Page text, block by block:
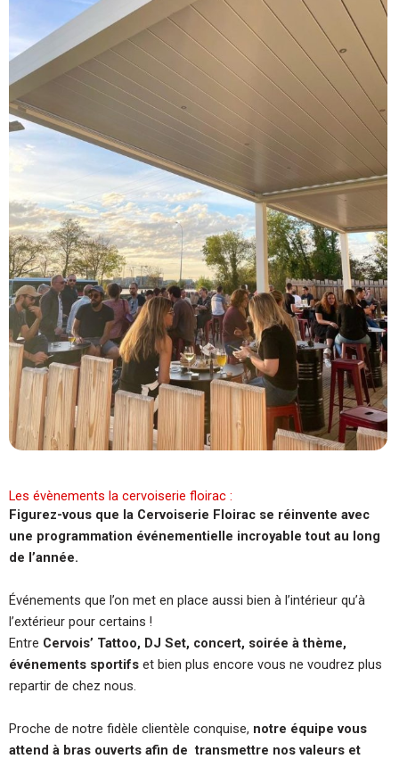
Les évènements la cervoiserie floirac :
Figurez-vous que la Cervoiserie Floirac se réinvente avec
une programmation événementielle incroyable tout au long
de l’année.
Événements que l’on met en place aussi bien à l’intérieur qu’à
l’extérieur pour certains !
Entre Cervois’ Tattoo, DJ Set, concert, soirée à thème,
événements sportifs et bien plus encore vous ne voudrez plus
repartir de chez nous.
Proche de notre fidèle clientèle conquise, notre équipe vous
attend à bras ouverts afin de transmettre nos valeurs et